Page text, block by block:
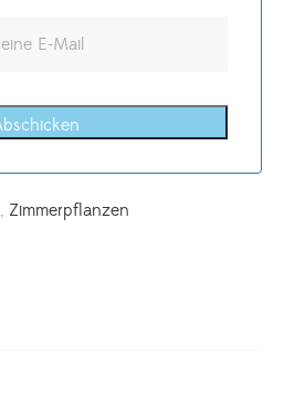
, Zimmerpflanzen